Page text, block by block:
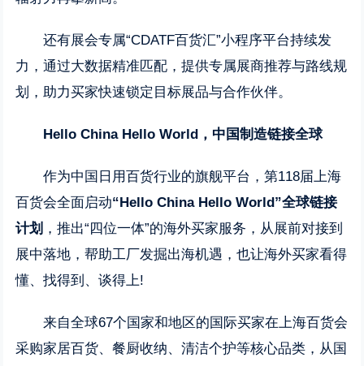
还有展会专属“CDATF百货汇”小程序平台持续发
力，通过大数据精准匹配，提供专属展商推荐与路线规
划，助力买家快速锁定目标展品与合作伙伴。
Hello China Hello World，中国制造链接全球
作为中国日用百货行业的旗舰平台，第118届上海
百货会全面启动“Hello China Hello World”全球链接
计划 ，推出“四位一体”的海外买家服务，从展前对接到
展中落地，帮助工厂发掘出海机遇，也让海外买家看得
懂、找得到、谈得上!
来自全球67个国家和地区的国际买家在上海百货会
采购家居百货、餐厨收纳、清洁个护等核心品类，从国